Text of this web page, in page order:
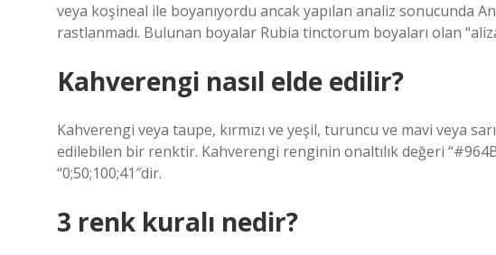
veya koşineal ile boyanıyordu ancak yapılan analiz sonucunda
rastlanmadı. Bulunan boyalar Rubia tinctorum boyaları olan
Kahverengi nasıl elde edilir?
Kahverengi veya taupe, kırmızı ve yeşil, turuncu ve mavi veya
edilebilen bir renktir. Kahverengi renginin onaltılık değeri
“0;50;100;41″dir.
3 renk kuralı nedir?